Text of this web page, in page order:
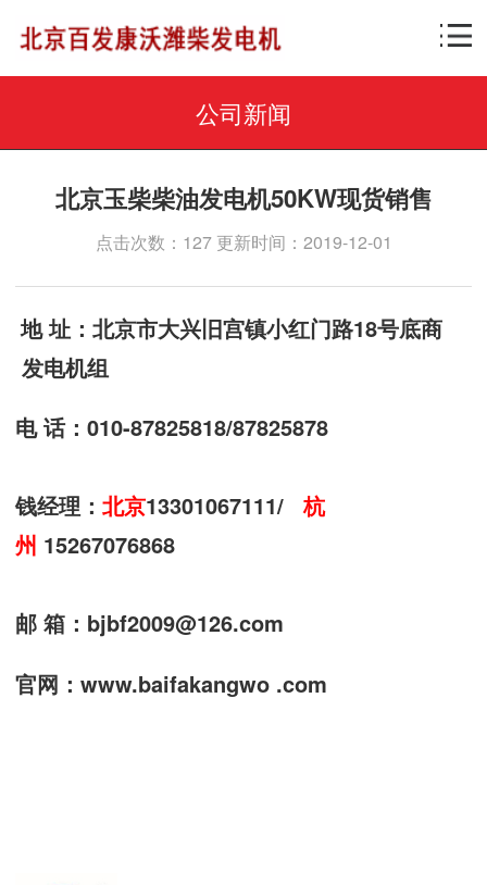
公司新闻
北京玉柴柴油发电机50KW现货销售
点击次数：127 更新时间：2019-12-01
地 址：北京市大兴旧宫镇小红门路18号底商
发电机组
电 话：010-87825818/87825878
钱经理： 北京13301067111/杭
州 15267076868
邮 箱： bjbf2009@126.com
官网：www.baifakangwo .com